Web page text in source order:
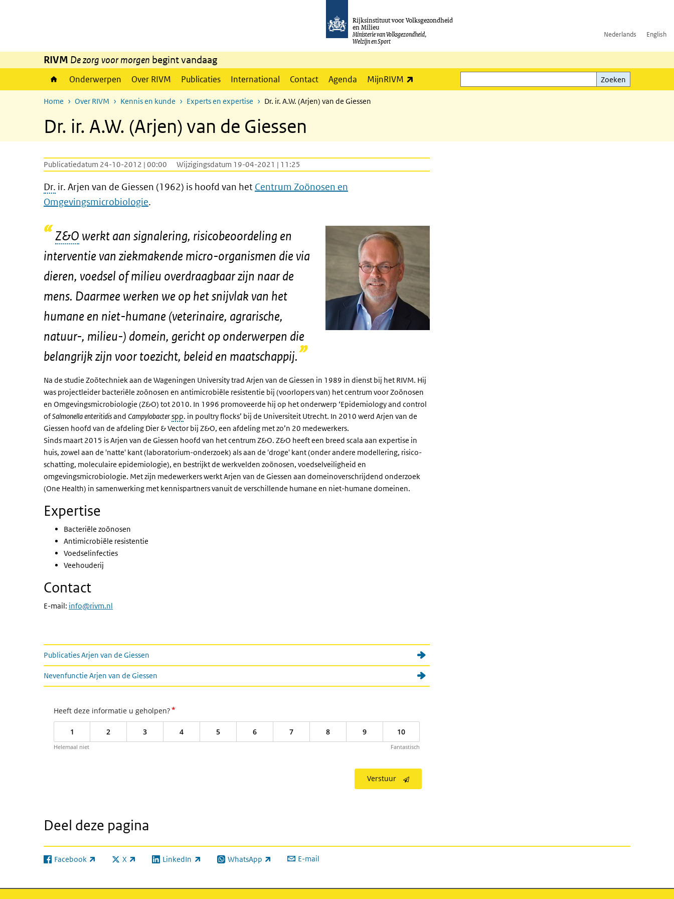
Rijksinstituut voor Volksgezondheid
en Milieu
Ministerie van Volksgezondheid,
Welzijn en Sport
Nederlands English
RIVM De zorg voor morgen begint vandaag
Onderwerpen Over RIVM Publicaties International Contact Agenda MijnRIVM
Zoeken
Zoeken
Home Over RIVM Kennis en kunde Experts en expertise Dr. ir. A.W. (Arjen) van de Giessen
Dr. ir. A.W. (Arjen) van de Giessen
Publicatiedatum 24-10-2012 | 00:00 Wijzigingsdatum 19-04-2021 | 11:25
Dr. ir. Arjen van de Giessen (1962) is hoofd van het Centrum Zoönosen en
Omgevingsmicrobiologie.
Z&O werkt aan signalering, risicobeoordeling en
interventie van ziekmakende micro-organismen die via
dieren, voedsel of milieu overdraagbaar zijn naar de
mens. Daarmee werken we op het snijvlak van het
humane en niet-humane (veterinaire, agrarische,
natuur-, milieu-) domein, gericht op onderwerpen die
belangrijk zijn voor toezicht, beleid en maatschappij.
Na de studie Zoötechniek aan de Wageningen Universitytrad Arjen van de Giessen in 1989 in dienst bij het RIVM. Hij
was projectleider bacteriële zoönosen en antimicrobiële resistentie bij (voorlopers van) het centrum voor Zoönosen
en Omgevingsmicrobiologie (Z&O) tot 2010. In 1996 promoveerde hij op het onderwerp ‘Epidemiology and control
ofSalmonella enteritidisand Campylobacterspp. in poultry flocks’ bij de Universiteit Utrecht. In 2010 werd Arjen van de
Giessen hoofd van de afdeling Dier & Vector bij Z&O, een afdeling met zo’n 20 medewerkers.
Sinds maart 2015 is Arjen van de Giessen hoofd van het centrum Z&O. Z&O heeft een breed scala aan expertise in
huis, zowel aan de 'natte' kant (laboratorium-onderzoek) als aan de 'droge' kant (onder andere modellering, risico-
schatting, moleculaire epidemiologie), en bestrijkt de werkvelden zoönosen, voedselveiligheid en
omgevingsmicrobiologie. Met zijn medewerkers werkt Arjen van de Giessen aan domeinoverschrijdend onderzoek
(One Health) in samenwerking met kennispartners vanuit de verschillende humane en niet-humane domeinen.
Expertise
Bacteriële zoönosen
Antimicrobiële resistentie
Voedselinfecties
Veehouderij
Contact
E-mail: info@rivm.nl
Meer informatie
Publicaties Arjen van de Giessen
Nevenfunctie Arjen van de Giessen
Heeft deze informatie u geholpen?*
1 2 3 4 5 6 7 8 9 10
Helemaal niet Fantastisch
Verstuur
Deel deze pagina
Facebook
(externe link) X
(externe link) LinkedIn
(externe link) WhatsApp
(externe link) E-mail